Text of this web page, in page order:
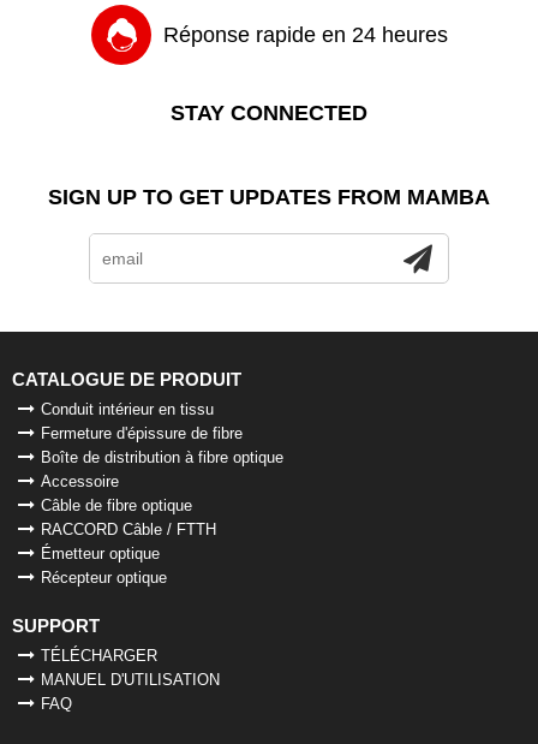
Réponse rapide en 24 heures
STAY CONNECTED
SIGN UP TO GET UPDATES FROM MAMBA
CATALOGUE DE PRODUIT
Conduit intérieur en tissu
Fermeture d'épissure de fibre
Boîte de distribution à fibre optique
Accessoire
Câble de fibre optique
RACCORD Câble / FTTH
Émetteur optique
Récepteur optique
SUPPORT
TÉLÉCHARGER
MANUEL D'UTILISATION
FAQ